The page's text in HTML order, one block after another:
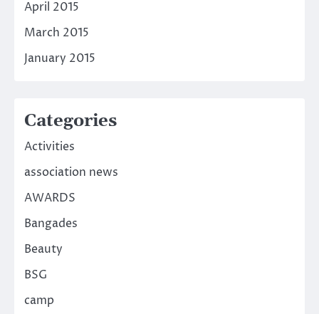
April 2015
March 2015
January 2015
Categories
Activities
association news
AWARDS
Bangades
Beauty
BSG
camp